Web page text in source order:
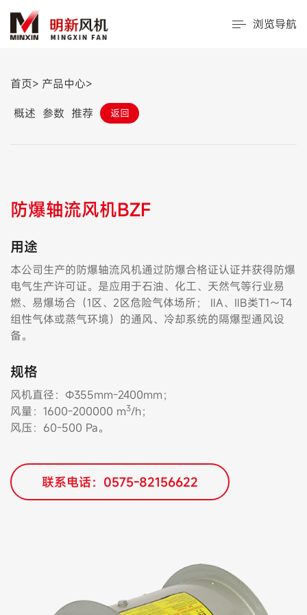
浏览导航
首页> 产品中心>
概述 参数 推荐 返回
防爆轴流风机BZF
用途
本公司生产的防爆轴流风机通过防爆合格证认证并获得防爆
电气生产许可证。是应用于石油、化工、天然气等行业易
燃、易爆场合（1区、2区危险气体场所； ⅡA、ⅡB类T1～T4
组性气体或蒸气环境）的通风、冷却系统的隔爆型通风设
备。
规格
风机直径：Φ355mm-2400mm；
风量：1600-200000 m3/h；
风压：60-500 Pa。
联系电话：0575-82156622